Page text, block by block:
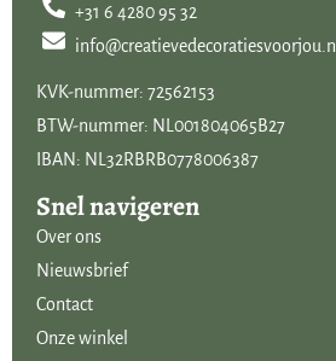
+31 6 4280 95 32
info@creatievedecoratiesvoorjou.nl
KVK-nummer: 72562153
BTW-nummer: NL001804065B27
IBAN: NL32RBRB0778006387
Snel navigeren
Over ons
Nieuwsbrief
Contact
Onze winkel